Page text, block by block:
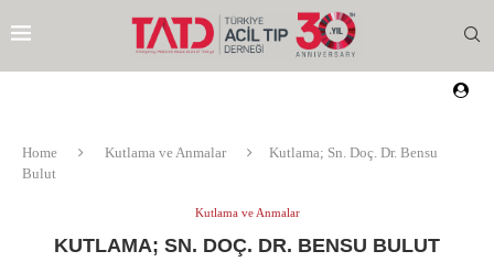
Home Kutlama ve Anmalar
Kutlama; Sn. Doç. Dr. Bensu
Bulut
Kutlama ve Anmalar
KUTLAMA; SN. DOÇ. DR. BENSU BULUT